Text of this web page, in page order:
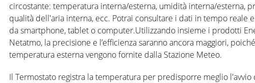
circostante: temperatura interna/esterna, umidità interna/esterna,
qualità dell'aria interna, ecc. Potrai consultare i dati in tempo reale
da smartphone, tablet o computer.Utilizzando insieme i prodotti
Netatmo, la precisione e l’efficienza saranno ancora maggiori,
temperatura esterna vengono fornite dalla Stazione Meteo.
Il Termostato registra la temperatura per predisporre meglio l'avvio